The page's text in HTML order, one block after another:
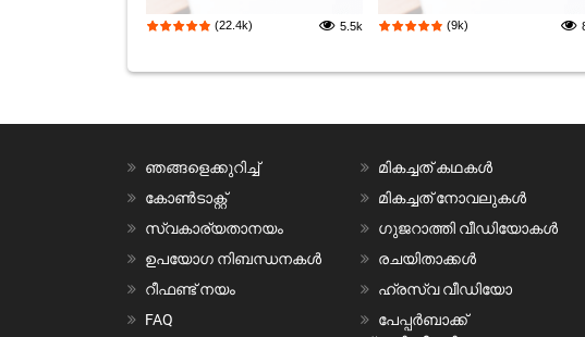
(22.4k) 5.5k (9k)
ഞങ്ങളെക്കുറിച്ച്
കോൺടാക്റ്റ്
സ്വകാര്യതാനയം
ഉപയോഗ നിബന്ധനകൾ
റീഫണ്ട് നയം
FAQ
മികച്ചത് കഥകൾ
മികച്ചത് നോവലുകൾ
ഗുജറാത്തി വീഡിയോകൾ
രചയിതാക്കൾ
ഹ്രസ്വ വീഡിയോ
പേപ്പർബാക്ക്